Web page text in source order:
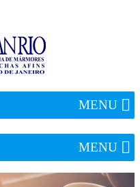
MENU
MENU